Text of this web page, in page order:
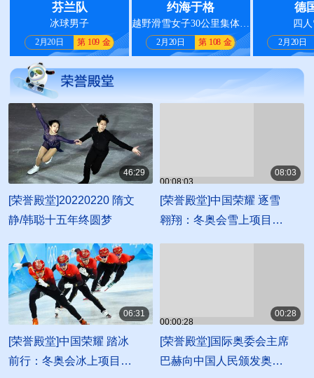
46:29
[荣誉殿堂]20220220 隋文
静/韩聪十五年终圆梦
00:08:03
08:03
[荣誉殿堂]中国荣耀 逐雪
翱翔：冬奥会雪上项目回
06:31
[荣誉殿堂]中国荣耀 踏冰
前行：冬奥会冰上项目回
00:00:28
00:28
[荣誉殿堂]国际奥委会主席
巴赫向中国人民颁发奥林